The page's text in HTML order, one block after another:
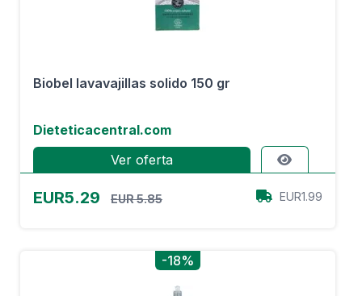
Biobel lavavajillas solido 150 gr
Dieteticacentral.com
Ver oferta
EUR5.29 EUR 5.85 EUR1.99
-18%